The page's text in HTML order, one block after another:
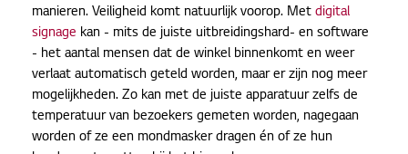
manieren. Veiligheid komt natuurlijk voorop. Met digital
signage kan - mits de juiste uitbreidingshard- en software
- het aantal mensen dat de winkel binnenkomt en weer
verlaat automatisch geteld worden, maar er zijn nog meer
mogelijkheden. Zo kan met de juiste apparatuur zelfs de
temperatuur van bezoekers gemeten worden, nagegaan
worden of ze een mondmasker dragen én of ze hun